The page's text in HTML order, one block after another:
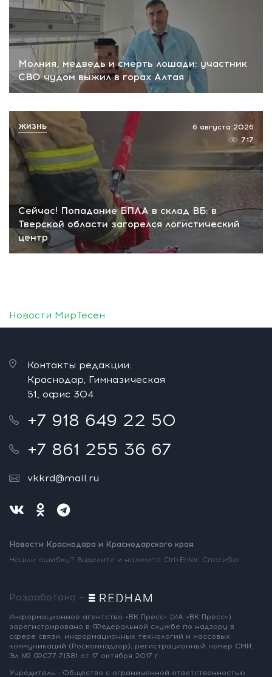
Молния, медведь и смерть лошади: участник
СВО чудом выжил в горах Алтая
Сейчас! Попадание БПЛА в склад ВБ: в
Тверской области загорелся логистический
центр
6 августа 2026
717
ЖИЗНЬ
Новости МирТесен
Контакты редакции:
Краснодар, Гимназическая
51, офис 304
+7 918 649 22 50
+7 861 255 36 67
vkkrd@mail.ru
Новости Краснодара и Краснодарского края
Нашли ошибку? Выделите и нажмите Ctrl+Enter. Спасибо!
Разработано —
Информационное агентство «ВК Пресс» (ИА «ВК Пресс»)
зарегистрировано в Федеральной службе по надзору в
сфере связи, информационных технологий и массовых
коммуникаций (Роскомнадзор), регистрационный номер СМИ:
Эл № ФС77-71381 от 17 октября 2017 г.
Учредитель - Общество с ограниченной ответственностью